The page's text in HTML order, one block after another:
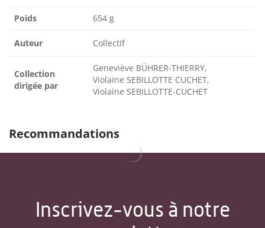
Poids 654 g
Auteur Collectif
Collection
dirigée par
Geneviève BÜHRER-THIERRY,
Violaine SEBILLOTTE CUCHET,
Violaine SEBILLOTTE-CUCHET
Recommandations
Inscrivez-vous à notre